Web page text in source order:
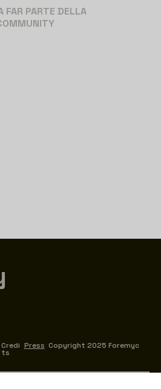
FAR PARTE DELLA
Credi
ts
Press Copyright 2025 Foremyc